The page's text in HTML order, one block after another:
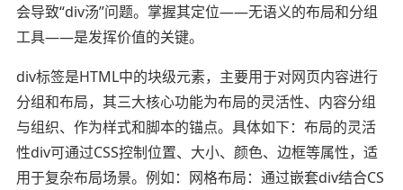
会导致“div汤”问题。掌握其定位——无语义的布局和分组
工具——是发挥价值的关键。
div标签是HTML中的块级元素，主要用于对网页内容进行
分组和布局，其三大核心功能为布局的灵活性、内容分组
与组织、作为样式和脚本的锚点。具体如下：布局的灵活
性div可通过CSS控制位置、大小、颜色、边框等属性，适
用于复杂布局场景。例如：网格布局：通过嵌套div结合CS